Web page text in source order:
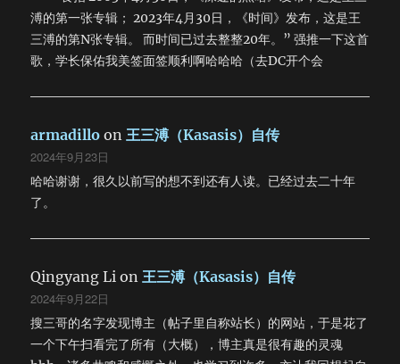
溥的第一张专辑； 2023年4月30日，《时间》发布，这是王
三溥的第N张专辑。 而时间已过去整整20年。” 强推一下这首
歌，学长保佑我美签面签顺利啊哈哈哈（去DC开个会
armadillo on王三溥（Kasasis）自传
2024年9月23日
哈哈谢谢，很久以前写的想不到还有人读。已经过去二十年
了。
Qingyang Li on王三溥（Kasasis）自传
2024年9月22日
搜三哥的名字发现博主（帖子里自称站长）的网站，于是花了
一个下午扫看完了所有（大概），博主真是很有趣的灵魂